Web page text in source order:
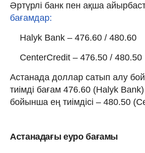
Әртүрлі банк пен ақша
бағамдар:
Halyk Bank – 476.60 / 480.60
CenterCredit – 476.50 / 480.50
Астанада доллар сатып алу
тиімді бағам 476.60 (Halyk
бойынша ең тиімдісі – 480.50
Астанадағы еуро бағамы